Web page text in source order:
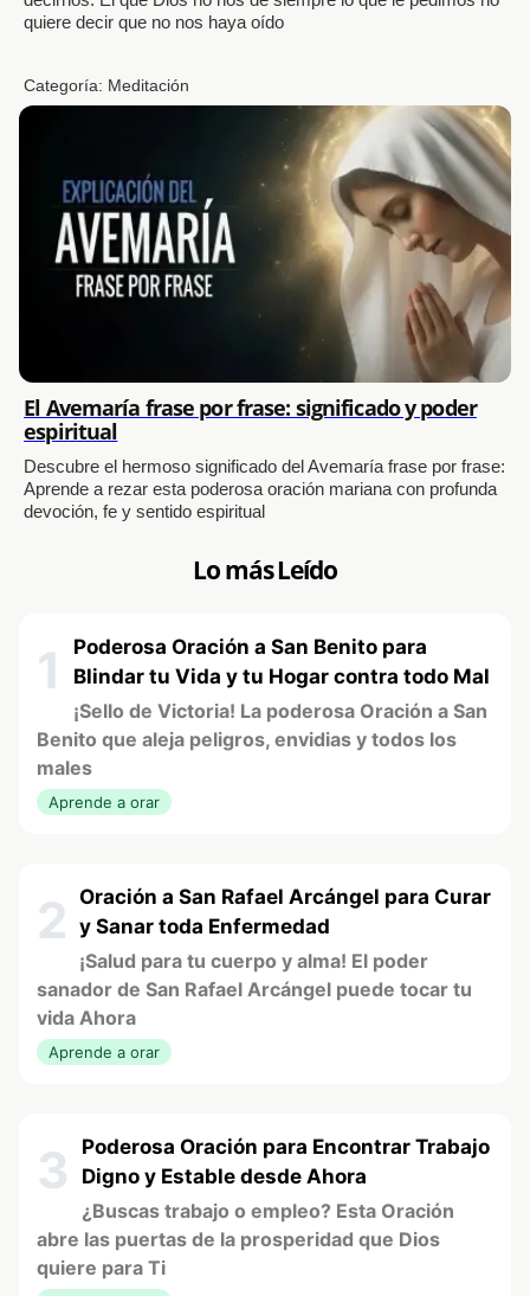
quiere decir que no nos haya oído
Categoría: Meditación
El Avemaría frase por frase: significado y poder
espiritual
Descubre el hermoso significado del Avemaría frase por frase:
Aprende a rezar esta poderosa oración mariana con profunda
devoción, fe y sentido espiritual
Lo más Leído
1
Poderosa Oración a San Benito para
Blindar tu Vida y tu Hogar contra todo Mal
¡Sello de Victoria! La poderosa Oración a San
Benito que aleja peligros, envidias y todos los
males
Aprende a orar
2 Oración a San Rafael Arcángel para Curar
y Sanar toda Enfermedad
¡Salud para tu cuerpo y alma! El poder
sanador de San Rafael Arcángel puede tocar tu
vida Ahora
Aprende a orar
3
Poderosa Oración para Encontrar Trabajo
Digno y Estable desde Ahora
¿Buscas trabajo o empleo? Esta Oración
abre las puertas de la prosperidad que Dios
quiere para Ti